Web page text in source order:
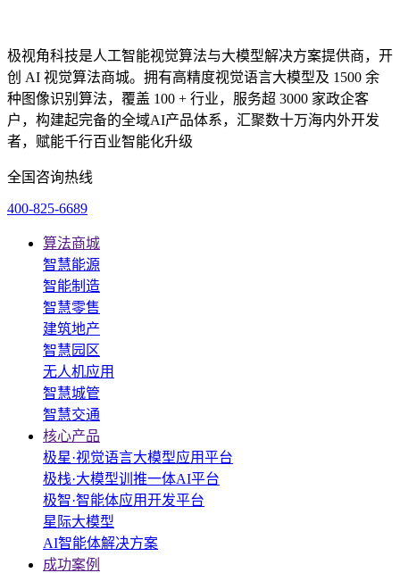
极视角科技是人工智能视觉算法与大模型解决方案提供商，开
创 AI 视觉算法商城。拥有高精度视觉语言大模型及 1500 余
种图像识别算法，覆盖 100 + 行业，服务超 3000 家政企客
户，构建起完备的全域AI产品体系，汇聚数十万海内外开发
者，赋能千行百业智能化升级
全国咨询热线
400-825-6689
算法商城
智慧能源
智能制造
智慧零售
建筑地产
智慧园区
无人机应用
智慧城管
智慧交通
核心产品
极星·视觉语言大模型应用平台
极栈·大模型训推一体AI平台
极智·智能体应用开发平台
星际大模型
AI智能体解决方案
成功案例